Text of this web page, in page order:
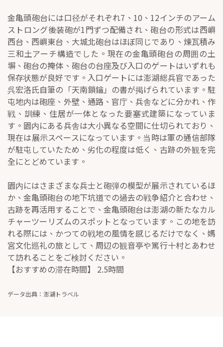
金亀頭砲台には口径がそれぞれ7、10、12インチのアーム
ストロング後装砲が1門ずつ配備され、砲台の形式は西嶼
西台、西嶼東台、大城北砲台はほぼ同じであり、煉瓦積み
三和土アーチ構造でした。現在の金亀頭砲台の周囲の土
塀、砲台の掩体、砲台の台座及び入口のゲートはいずれも
保存状態が良好です。入口ゲートには澎湖総兵官であった
呉宏洛氏自筆の「天南鎖鑰」の書が掲げられています。駐
屯地内は砲座、外壁、通路、官庁、兵舎などに分かれ、作
戦、訓練、住居が一体となった要塞式建築になっていま
す。園内にある兵舎は大小異なる空間に仕切られており、
現在は展示スペースになっています。当時は軍の通信部隊
が駐屯していたため、劣化の程度は低く、古跡の外観を完
全にとどめています。
園内にはさまざまな兵士と砲弾の模型が展示されているほ
か、金亀頭砲台の地下坑道での過去の戦争紹介と合わせ、
古跡を再活用することで、金亀頭砲台は澎湖の新たなカル
チャーツーリズムのスポットとなっています。この地を訪
れる際には、かつての戦地の風情を感じるだけでなく、媽
宮文化巡礼の旅として、周辺の観音亭や篤行十村とあわせ
て訪れることをご検討ください。
【おすすめの滞在時間】 2.5時間
データ出典：澎湖トラベル